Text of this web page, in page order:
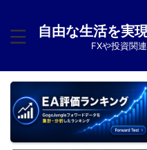
自由な生活を実
FXや投資関